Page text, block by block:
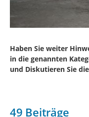
Haben Sie weiter
in die genannten
und Diskutieren Sie
49 Beiträge